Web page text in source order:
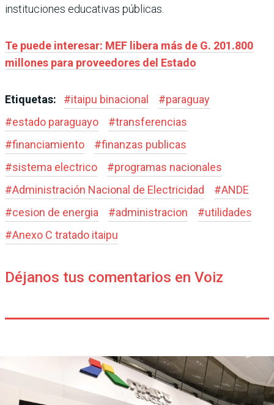
instituciones educativas públicas.
Te puede interesar: MEF libera más de G. 201.800
millones para proveedores del Estado
Etiquetas: #itaipu binacional #paraguay
#estado paraguayo #transferencias
#financiamiento #finanzas publicas
#sistema electrico #programas nacionales
#Administración Nacional de Electricidad #ANDE
#cesion de energia #administracion #utilidades
#Anexo C tratado itaipu
Déjanos tus comentarios en Voiz